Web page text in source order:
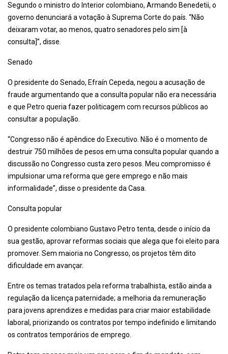
Segundo o ministro do Interior colombiano, Armando Benedetii, o
governo denunciará a votação à Suprema Corte do país. “Não
deixaram votar, ao menos, quatro senadores pelo sim [à
consulta]”, disse.
Senado
O presidente do Senado, Efraín Cepeda, negou a acusação de
fraude argumentando que a consulta popular não era necessária
e que Petro queria fazer politicagem com recursos públicos ao
consultar a população.
“Congresso não é apêndice do Executivo. Não é o momento de
destruir 750 milhões de pesos em uma consulta popular quando a
discussão no Congresso custa zero pesos. Meu compromisso é
impulsionar uma reforma que gere emprego e não mais
informalidade”, disse o presidente da Casa.
Consulta popular
O presidente colombiano Gustavo Petro tenta, desde o início da
sua gestão, aprovar reformas sociais que alega que foi eleito para
promover. Sem maioria no Congresso, os projetos têm dito
dificuldade em avançar.
Entre os temas tratados pela reforma trabalhista, estão ainda a
regulação da licença paternidade; a melhoria da remuneração
para jovens aprendizes e medidas para criar maior estabilidade
laboral, priorizando os contratos por tempo indefinido e limitando
os contratos temporários de emprego.